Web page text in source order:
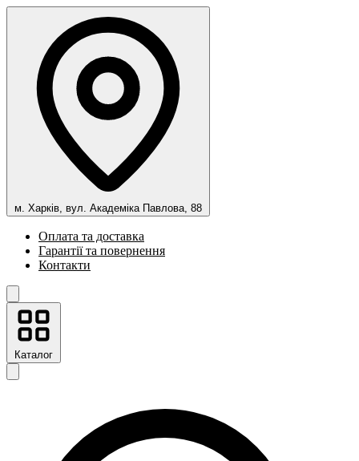
м. Харків, вул. Академіка Павлова, 88
Оплата та доставка
Гарантії та повернення
Контакти
Каталог